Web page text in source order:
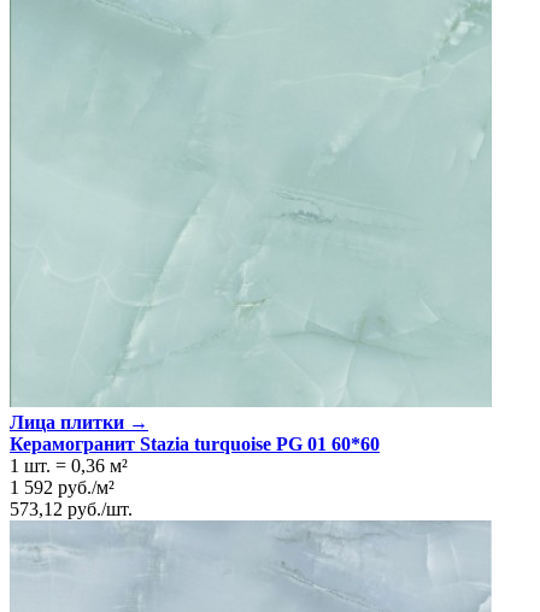
Лица плитки →
Керамогранит Stazia turquoise PG 01 60*60
1 шт. = 0,36 м²
1 592 руб./м²
573,12 руб./шт.